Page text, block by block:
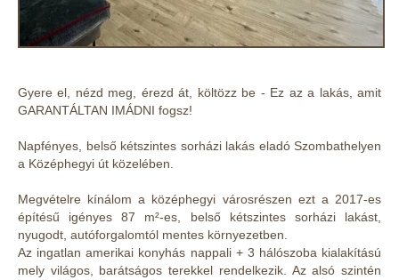
Gyere el, nézd meg, érezd át, költözz be - Ez az a lakás, amit
GARANTÁLTAN IMÁDNI fogsz!
Napfényes, belső kétszintes sorházi lakás eladó Szombathelyen
a Középhegyi út közelében.
Megvételre kínálom a középhegyi városrészen ezt a 2017-es
építésű igényes 87 m²-es, belső kétszintes sorházi lakást,
nyugodt, autóforgalomtól mentes környezetben.
Az ingatlan amerikai konyhás nappali + 3 hálószoba kialakítású
mely világos, barátságos terekkel rendelkezik. Az alsó szintén